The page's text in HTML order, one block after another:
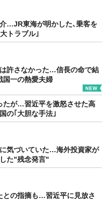
…JR東海が明かした､乗客を
トラブル｣
許さなかった…信長の命で結
国一の熱愛夫婦
たが…習近平を激怒させた高
の｢大胆な手法｣
気づいていた…海外投資家が
た"残念発言"
との指摘も…習近平に見放さ